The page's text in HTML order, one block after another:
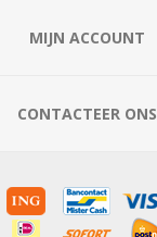
MIJN ACCOUNT
CONTACTEER ONS